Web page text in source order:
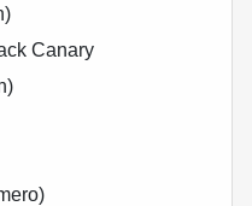
Canary